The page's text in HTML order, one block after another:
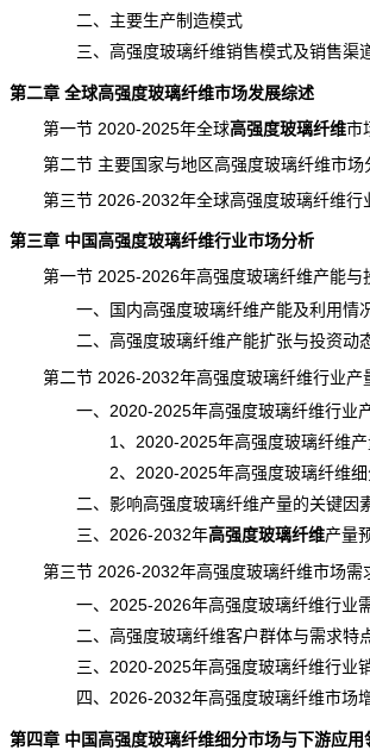
二、主要生产制造模式
三、高强度玻璃纤维销售模式及销售渠
第二章 全球高强度玻璃纤维市场发展综述
第一节 2020-2025年全球高强度玻璃纤维市
第二节 主要国家与地区高强度玻璃纤维市场
第三节 2026-2032年全球高强度玻璃纤维行
第三章 中国高强度玻璃纤维行业市场分析
第一节 2025-2026年高强度玻璃纤维产能与
一、国内高强度玻璃纤维产能及利用情
二、高强度玻璃纤维产能扩张与投资动
第二节 2026-2032年高强度玻璃纤维行业产
一、2020-2025年高强度玻璃纤维行业产
1、2020-2025年高强度玻璃纤维产量
2、2020-2025年高强度玻璃纤维细分
二、影响高强度玻璃纤维产量的关键因
三、2026-2032年高强度玻璃纤维产量
第三节 2026-2032年高强度玻璃纤维市场需
一、2025-2026年高强度玻璃纤维行业需
二、高强度玻璃纤维客户群体与需求特
三、2020-2025年高强度玻璃纤维行业销
四、2026-2032年高强度玻璃纤维市场增
第四章 中国高强度玻璃纤维细分市场与下游应用